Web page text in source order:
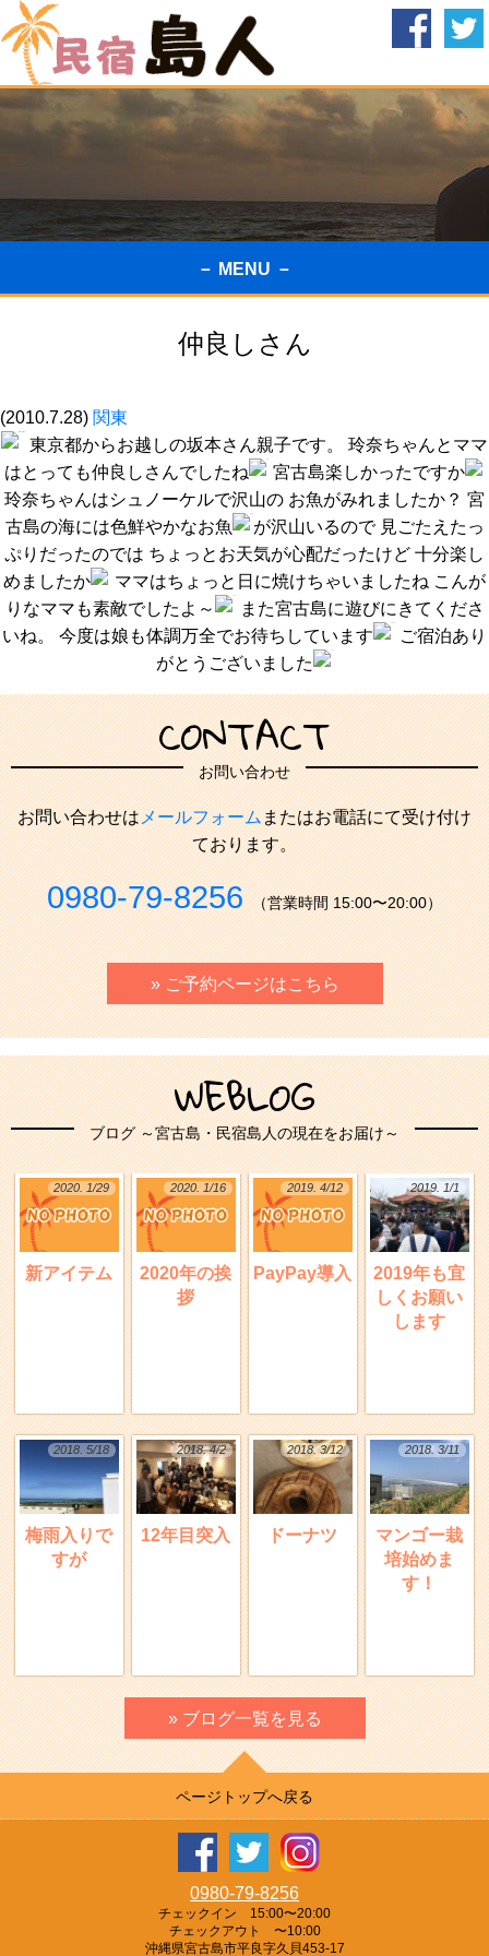
－ MENU －
仲良しさん
(2010.7.28) 関東
東京都からお越しの坂本さん親子です。 玲奈ちゃんとママ
はとっても仲良しさんでしたね
宮古島楽しかったですか
玲奈ちゃんはシュノーケルで沢山の お魚がみれましたか？ 宮
古島の海には色鮮やかなお魚
が沢山いるので 見ごたえたっ
ぷりだったのでは ちょっとお天気が心配だったけど 十分楽し
めましたか
ママはちょっと日に焼けちゃいましたね こんが
りなママも素敵でしたよ～
また宮古島に遊びにきてくださ
いね。 今度は娘も体調万全でお待ちしています
ご宿泊あり
がとうございました
CONTACT
お問い合わせ
お問い合わせはメールフォームまたはお電話にて受け付け
ております。
0980-79-8256 （営業時間 15:00〜20:00）
» ご予約ページはこちら
WEBLOG
ブログ ～宮古島・民宿島人の現在をお届け～
2020. 1/29
新アイテム
2020. 1/16
2020年の挨
拶
2019. 4/12
PayPay導入
2019. 1/1
2019年も宜
しくお願い
します
2018. 5/18
梅雨入りで
すが
2018. 4/2
12年目突入
2018. 3/12
ドーナツ
2018. 3/11
マンゴー栽
培始めま
す！
» ブログ一覧を見る
ページトップへ戻る
0980-79-8256
チェックイン 15:00〜20:00
チェックアウト 〜10:00
沖縄県宮古島市平良字久貝453-17